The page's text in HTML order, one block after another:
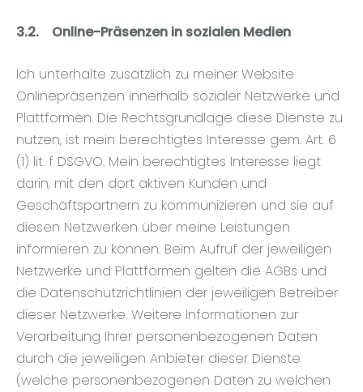
3.2. Online-Präsenzen in sozialen Medien
Ich unterhalte zusätzlich zu meiner Website
Onlinepräsenzen innerhalb sozialer Netzwerke und
Plattformen. Die Rechtsgrundlage diese Dienste zu
nutzen, ist mein berechtigtes Interesse gem. Art. 6
(1) lit. f DSGVO. Mein berechtigtes Interesse liegt
darin, mit den dort aktiven Kunden und
Geschäftspartnern zu kommunizieren und sie auf
diesen Netzwerken über meine Leistungen
informieren zu können. Beim Aufruf der jeweiligen
Netzwerke und Plattformen gelten die AGBs und
die Datenschutzrichtlinien der jeweiligen Betreiber
dieser Netzwerke. Weitere Informationen zur
Verarbeitung Ihrer personenbezogenen Daten
durch die jeweiligen Anbieter dieser Dienste
(welche personenbezogenen Daten zu welchen